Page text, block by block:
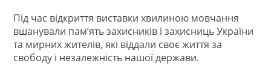
Під час відкриття виставки хвилиною мовчання
вшанували пам’ять захисників і захисниць України
та мирних жителів, які віддали своє життя за
свободу і незалежність нашої держави.